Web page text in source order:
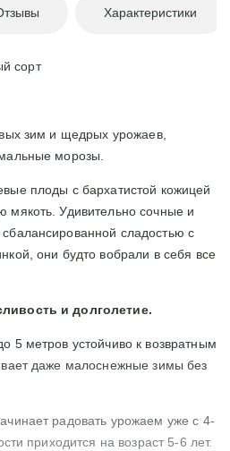
Характеристики
сорт
зим и щедрых урожаев,
морозы.
плоды с бархатистой кожицей
Удивительно сочные и
сладостью с
они будто вобрали в себя все
и долголетие.
5 метров устойчиво к возвратным
даже малоснежные зимы без
радовать урожаем уже с 4-
приходится на возраст 5-6 лет.